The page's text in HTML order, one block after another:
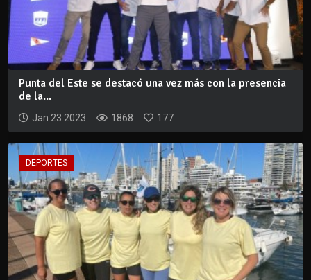
Punta del Este se destacó una vez más con la presencia
de la...
Jan 23 2023 1868 177
DEPORTES